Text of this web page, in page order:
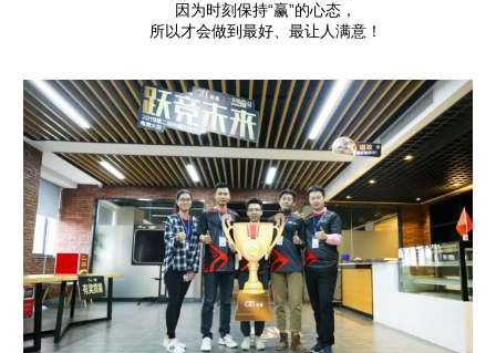
因为时刻保持“赢”的心态，
所以才会做到最好、最让人满意！